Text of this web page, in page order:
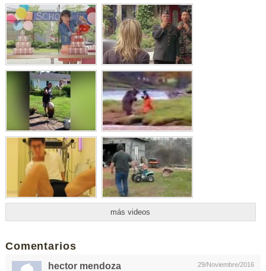
más videos
Comentarios
29/Noviembre/2016
hector mendoza